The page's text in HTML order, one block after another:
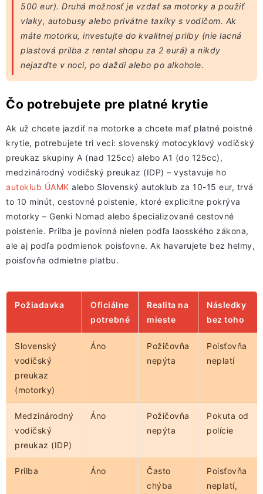
500 eur). Druhá možnosť je vzdať sa motorky a použiť
vlaky, autobusy alebo privátne taxíky s vodičom. Ak
máte motorku, investujte do kvalitnej prilby (nie lacná
plastová prilba z rental shopu za 2 eurá) a nikdy
nejazďte v noci, po daždi alebo po alkohole.
Čo potrebujete pre platné krytie
Ak už chcete jazdiť na motorke a chcete mať platné poistné
krytie, potrebujete tri veci: slovenský motocyklový vodičský
preukaz skupiny A (nad 125cc) alebo A1 (do 125cc),
medzinárodný vodičský preukaz (IDP) – vystavuje ho
autoklub ÚAMK alebo Slovenský autoklub za 10-15 eur, trvá
to 10 minút, cestovné poistenie, ktoré explicitne pokrýva
motorky – Genki Nomad alebo špecializované cestovné
poistenie. Prilba je povinná nielen podľa laosského zákona,
ale aj podľa podmienok poisťovne. Ak havarujete bez helmy,
poisťovňa odmietne platbu.
Požiadavka
Oficiálne
potrebné
Realita na
mieste
Následky
bez toho
Slovenský
vodičský
preukaz
(motorky)
Áno
Požičovňa
nepýta
Poisťovňa
neplatí
Medzinárodný
vodičský
preukaz (IDP)
Áno
Požičovňa
nepýta
Pokuta od
polície
Prilba Áno
Často
chýba
Poisťovňa
neplatí,